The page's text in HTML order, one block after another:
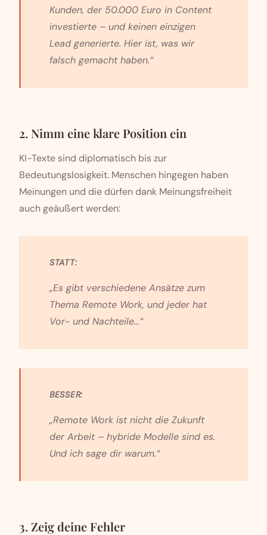
Kunden, der 50.000 Euro in Content
investierte – und keinen einzigen
Lead generierte. Hier ist, was wir
falsch gemacht haben.“
2. Nimm eine klare Position ein
KI-Texte sind diplomatisch bis zur
Bedeutungslosigkeit. Menschen hingegen haben
Meinungen und die dürfen dank Meinungsfreiheit
auch geäußert werden:
STATT:
„Es gibt verschiedene Ansätze zum
Thema Remote Work, und jeder hat
Vor- und Nachteile...“
BESSER:
„Remote Work ist nicht die Zukunft
der Arbeit – hybride Modelle sind es.
Und ich sage dir warum.“
3. Zeig deine Fehler